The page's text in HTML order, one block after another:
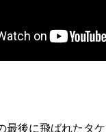
最後に飛ばれたタ